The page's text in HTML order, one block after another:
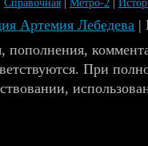
Справочная Метро-2
Артемия Лебедева |
При